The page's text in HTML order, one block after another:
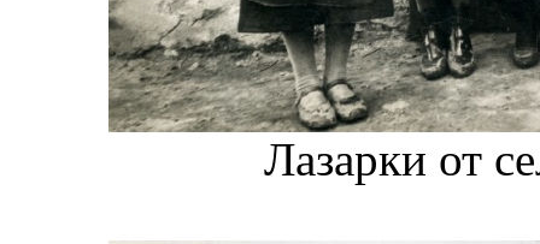
Лазарки от